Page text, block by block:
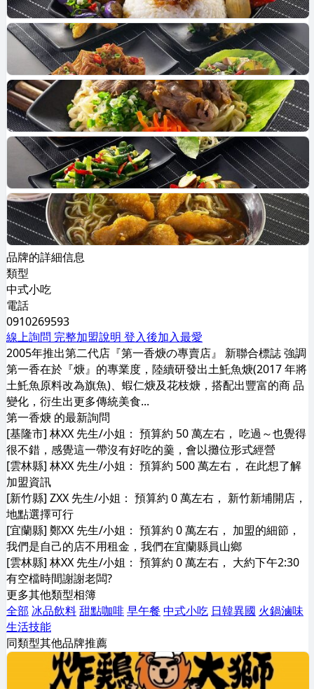
品牌的詳細信息
類型
中式小吃
電話
0910269593
線上詢問 完整加盟說明 登入後加入最愛
2005年推出第二代店『第一香焿の專賣店』 新聯合標誌 強調
第一香在於『焿』的專業度，陸續研發出土魠魚焿(2017 年將
土魠魚原料改為旗魚)、蝦仁焿及花枝焿，搭配出豐富的商 品
變化，衍生出更多傳統美食...
第一香焿 的最新詢問
[基隆市] 林XX 先生/小姐： 預算約 50 萬左右， 吃過～也覺得
很不錯，感覺這一帶沒有好吃的羹，會以攤位形式經營
[雲林縣] 林XX 先生/小姐： 預算約 500 萬左右， 在此想了解
加盟資訊
[新竹縣] ZXX 先生/小姐： 預算約 0 萬左右， 新竹新埔開店，
地點選擇可行
[宜蘭縣] 鄭XX 先生/小姐： 預算約 0 萬左右， 加盟的細節，
我們是自己的店不用租金，我們在宜蘭縣員山鄉
[雲林縣] 林XX 先生/小姐： 預算約 0 萬左右， 大約下午2:30
有空檔時間謝謝老闆?
更多其他類型相簿
全部 冰品飲料甜點咖啡早午餐 中式小吃 日韓異國 火鍋滷味
生活技能
同類型其他品牌推薦